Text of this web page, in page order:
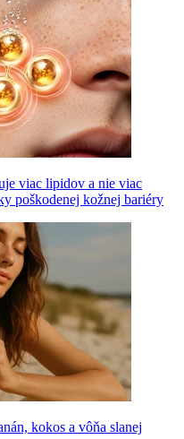
viac lipidov a nie viac
poškodenej kožnej bariéry
kokos a vôňa slanej